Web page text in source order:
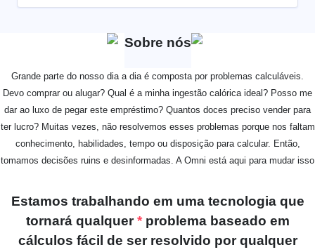
Sobre nós
Grande parte do nosso dia a dia é composta por problemas calculáveis.
Devo comprar ou alugar? Qual é a minha ingestão calórica ideal? Posso me
dar ao luxo de pegar este empréstimo? Quantos doces preciso vender para
ter lucro? Muitas vezes, não resolvemos esses problemas porque nos faltam
conhecimento, habilidades, tempo ou disposição para calcular. Então,
tomamos decisões ruins e desinformadas. A Omni está aqui para mudar isso
Estamos trabalhando em uma tecnologia que
tornará qualquer*problema baseado em
cálculos fácil de ser resolvido por qualquer